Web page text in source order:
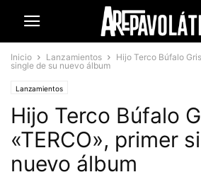
Inicio Lanzamientos
Hijo Terco Búfalo
single de su nuevo álbum
Lanzamientos
Hijo Terco Búfalo
«TERCO», primer
nuevo álbum